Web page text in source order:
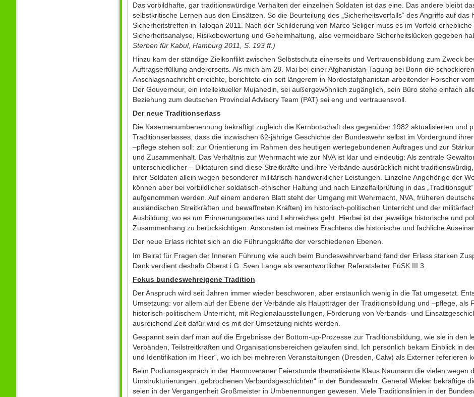
Das vorbildhafte, gar traditionswürdige Verhalten der einzelnen Soldaten ist das eine. Das andere bleibt
selbstkritische Lernen aus den Einsätzen. So die Beurteilung des „Sicherheitsvorfalls“ des Angriffs auf das
Sicherheitstreffen in Taloqan 2011. Nach der Schilderung von Marco Seliger muss es im Vorfeld
Sicherheitsanalyse, Risikobewertung und Geheimhaltung, also vermeidbare Sicherheitslücken gegeben
Sterben für Kabul, Hamburg 2011, S. 193 ff.)
Hinzu kam der ständige Zielkonflikt zwischen Selbstschutz einerseits und Vertrauensbildung zum Zweck
Auftragserfüllung andererseits. Als mich am 28. Mai bei einer Afghanistan-Tagung bei Bonn die
Anschlagsnachricht erreichte, berichtete ein seit längerem in Nordostafghanistan arbeitender Forscher
Der Gouverneur, ein intellektueller Mujahedin, sei außergewöhnlich zugänglich, sein Büro stehe einfach
Beziehung zum deutschen Provincial Advisory Team (PAT) sei eng und vertrauensvoll.
Der neue Traditionserlass
Die Kasernenumbenennung bekräftigt zugleich die Kernbotschaft des gegenüber 1982 aktualisierten und
Traditionserlasses, dass die inzwischen 62-jährige Geschichte der Bundeswehr selbst im Vordergrund
–pflege stehen soll: zur Orientierung im Rahmen des heutigen wertegebundenen Auftrages und zur
und Zusammenhalt. Das Verhältnis zur Wehrmacht wie zur NVA ist klar und eindeutig: Als zentrale
unterschiedlicher – Diktaturen sind diese Streitkräfte und ihre Verbände ausdrücklich nicht
ihrer Soldaten allein wegen besonderer militärisch-handwerklicher Leistungen. Einzelne Angehörige der
können aber bei vorbildlicher soldatisch-ethischer Haltung und nach Einzelfallprüfung in das
aufgenommen werden. Auf einem anderen Blatt steht der Umgang mit Wehrmacht, NVA, früheren
ausländischen Streitkräften und bewaffneten Kräften) im historisch-politischen Unterricht und der
Ausbildung, wo es um Erinnerungswertes und Lehrreiches geht. Hierbei ist der jeweilige historische und
Zusammenhang zu berücksichtigen. Ansonsten ist meines Erachtens die historische und fachliche
Der neue Erlass richtet sich an die Führungskräfte der verschiedenen Ebenen.
Im Beirat für Fragen der Inneren Führung wie auch beim Bundeswehrverband fand der Erlass starken
Dank verdient deshalb Oberst i.G. Sven Lange als verantwortlicher Referatsleiter FüSK III 3.
Fokus bundeswehreigene Tradition
Der Anspruch wird seit Jahren immer wieder beschworen, aber erstaunlich wenig in die Tat umgesetzt.
Umsetzung: vor allem auf der Ebene der Verbände als Hauptträger der Traditionsbildung und –pflege, als
historisch-politischem Unterricht, mit Regionalausstellungen, Förderung von Verbands- und
ausreichend Zeit dafür wird es mit der Umsetzung nichts werden.
Gespannt sein darf man auf die Ergebnisse der Bottom-up-Prozesse zur Traditionsbildung, wie sie in den
Verbänden, Teilstreitkräften und Organisationsbereichen gelaufen sind. Ich persönlich bekam Einblick in
und Identifikation im Heer“, wo ich bei mehreren Veranstaltungen (Dresden, Calw) als Externer referieren
Beim Podiumsgespräch in der Hannoveraner Feierstunde thematisierte Klaus Naumann die vielen wegen
Umstrukturierungen „gebrochenen Verbandsgeschichten“ in der Bundeswehr. General Wieker bekräftige
seien in der Vergangenheit Großmeister in Umbenennungen gewesen. Viele Traditionslinien in der